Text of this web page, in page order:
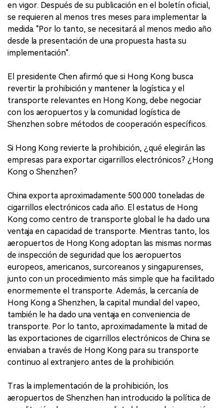
en vigor. Después de su publicación en el boletín oficial,
se requieren al menos tres meses para implementar la
medida. "Por lo tanto, se necesitará al menos medio año
desde la presentación de una propuesta hasta su
implementación".
El presidente Chen afirmó que si Hong Kong busca
revertir la prohibición y mantener la logística y el
transporte relevantes en Hong Kong, debe negociar
con los aeropuertos y la comunidad logística de
Shenzhen sobre métodos de cooperación específicos.
Si Hong Kong revierte la prohibición, ¿qué elegirán las
empresas para exportar cigarrillos electrónicos? ¿Hong
Kong o Shenzhen?
China exporta aproximadamente 500.000 toneladas de
cigarrillos electrónicos cada año. El estatus de Hong
Kong como centro de transporte global le ha dado una
ventaja en capacidad de transporte. Mientras tanto, los
aeropuertos de Hong Kong adoptan las mismas normas
de inspección de seguridad que los aeropuertos
europeos, americanos, surcoreanos y singapurenses,
junto con un procedimiento más simple que ha facilitado
enormemente el transporte. Además, la cercanía de
Hong Kong a Shenzhen, la capital mundial del vapeo,
también le ha dado una ventaja en conveniencia de
transporte. Por lo tanto, aproximadamente la mitad de
las exportaciones de cigarrillos electrónicos de China se
enviaban a través de Hong Kong para su transporte
continuo al extranjero antes de la prohibición.
Tras la implementación de la prohibición, los
aeropuertos de Shenzhen han introducido la política de